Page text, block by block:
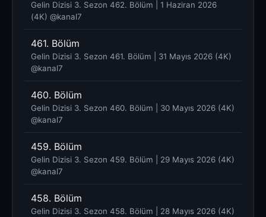
Gelin Dizisi 3. Sezon 462. Bölüm | 1 Haziran 2026
(4K) @kanal7 ​
461. Bölüm
Gelin Dizisi 3. Sezon 461. Bölüm | 31 Mayıs 2026 (4K)
@kanal7 ​
460. Bölüm
Gelin Dizisi 3. Sezon 460. Bölüm | 30 Mayıs 2026 (4K)
@kanal7 ​
459. Bölüm
Gelin Dizisi 3. Sezon 459. Bölüm | 29 Mayıs 2026 (4K)
@kanal7 ​
458. Bölüm
Gelin Dizisi 3. Sezon 458. Bölüm | 28 Mayıs 2026 (4K)